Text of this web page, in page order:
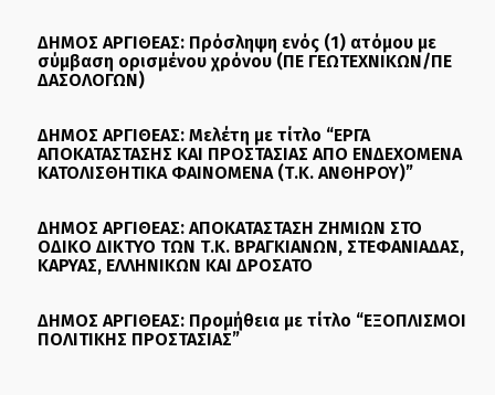
ΔΗΜΟΣ ΑΡΓΙΘΕΑΣ: Πρόσληψη ενός (1) ατόμου με
σύμβαση ορισμένου χρόνου (ΠΕ ΓΕΩΤΕΧΝΙΚΩΝ/ΠΕ
ΔΑΣΟΛΟΓΩΝ)
ΔΗΜΟΣ ΑΡΓΙΘΕΑΣ: Μελέτη με τίτλο “ΕΡΓΑ
ΑΠΟΚΑΤΑΣΤΑΣΗΣ ΚΑΙ ΠΡΟΣΤΑΣΙΑΣ ΑΠΟ ΕΝΔΕΧΟΜΕΝΑ
ΚΑΤΟΛΙΣΘΗΤΙΚΑ ΦΑΙΝΟΜΕΝΑ (Τ.Κ. ΑΝΘΗΡΟΥ)”
ΔΗΜΟΣ ΑΡΓΙΘΕΑΣ: ΑΠΟΚΑΤΑΣΤΑΣΗ ΖΗΜΙΩΝ ΣΤΟ
ΟΔΙΚΟ ΔΙΚΤΥΟ ΤΩΝ Τ.Κ. ΒΡΑΓΚΙΑΝΩΝ, ΣΤΕΦΑΝΙΑΔΑΣ,
ΚΑΡΥΑΣ, ΕΛΛΗΝΙΚΩΝ ΚΑΙ ΔΡΟΣΑΤΟ
ΔΗΜΟΣ ΑΡΓΙΘΕΑΣ: Προμήθεια με τίτλο “ΕΞΟΠΛΙΣΜΟΙ
ΠΟΛΙΤΙΚΗΣ ΠΡΟΣΤΑΣΙΑΣ”